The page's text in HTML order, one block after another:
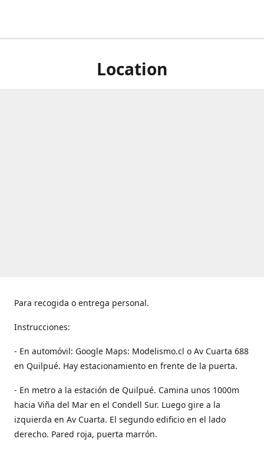
Location
Para recogida o entrega personal.
Instrucciones:
- En automóvil: Google Maps: Modelismo.cl o Av Cuarta 688
en Quilpué. Hay estacionamiento en frente de la puerta.
- En metro a la estación de Quilpué. Camina unos 1000m
hacia Viña del Mar en el Condell Sur. Luego gire a la
izquierda en Av Cuarta. El segundo edificio en el lado
derecho. Pared roja, puerta marrón.